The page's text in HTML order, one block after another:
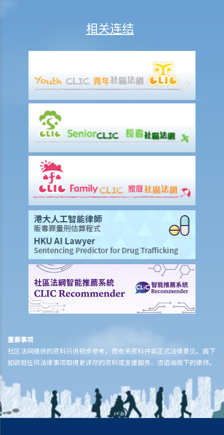
相关连结
重要事项
社区法网提供的资料只供初步参考，而有关资料并非正式法律意见。阁下
如欲就任何法律事项取得更详尽的资料或支援服务，须谘询阁下的律师。